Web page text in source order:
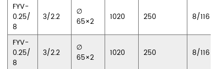
FYV-
0.25/
8
3/2.2
∅
65×2
1020 250 8/116
FYV-
0.25/
8
3/2.2
∅
65×2
1020 250 8/116